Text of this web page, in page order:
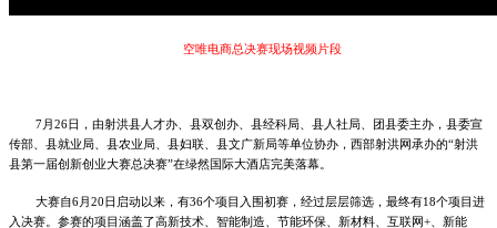
空唯电商总决赛现场视频片段
7月26日，由射洪县人才办、县双创办、县经科局、县人社局、团县委主办，县委宣
传部、县就业局、县农业局、县妇联、县文广新局等单位协办，西部射洪网承办的“射洪
县第一届创新创业大赛总决赛”在绿然国际大酒店完美落幕。
大赛自6月20日启动以来，有36个项目入围初赛，经过层层筛选，最终有18个项目进
入决赛。参赛的项目涵盖了高新技术、智能制造、节能环保、新材料、互联网+、新能